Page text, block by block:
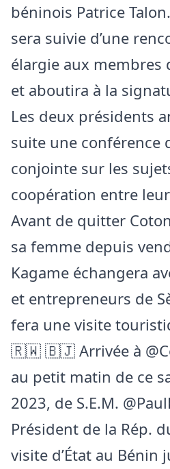
béninois Patrice
sera suivie d’une
élargie aux membres
et aboutira à la
Les deux présidents
suite une conférence
conjointe sur les
coopération entre
Avant de quitter
sa femme depuis
Kagame échangera
et entrepreneurs de
fera une visite
🇷🇼 🇧🇯 Arrivée à
au petit matin de ce
2023, de S.E.M.
Président de la Rép.
visite d’État au Bénin